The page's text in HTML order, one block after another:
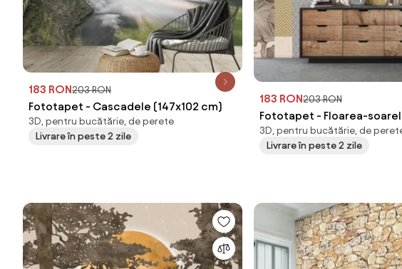
183 RON203 RON
Fototapet - Cascadele (147x102 cm)
3D, pentru bucătărie, de perete
Livrare în peste 2 zile
183 RON203 RON
Fototapet - Floarea-
(147x102 cm)
3D, pentru bucătărie, de
Livrare în peste 2 zile